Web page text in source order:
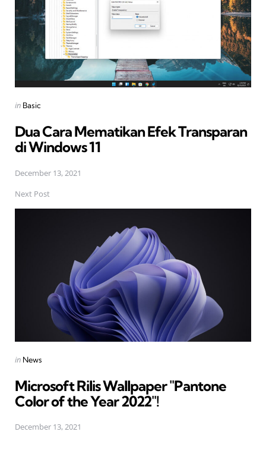
Posted
in Basic
Dua Cara Mematikan Efek Transparan
di Windows 11
December 13, 2021
Next Post
Posted
in News
Microsoft Rilis Wallpaper "Pantone
Color of the Year 2022"!
December 13, 2021